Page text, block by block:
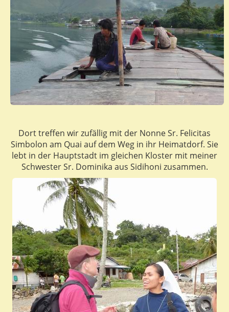
Dort treffen wir zufällig mit der Nonne Sr. Felicitas
Simbolon am Quai auf dem Weg in ihr Heimatdorf. Sie
lebt in der Hauptstadt im gleichen Kloster mit meiner
Schwester Sr. Dominika aus Sidihoni zusammen.